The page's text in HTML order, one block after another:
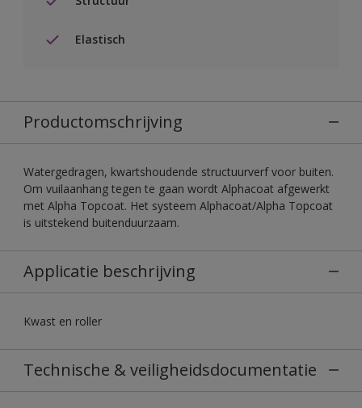
Elastisch
Productomschrijving
Watergedragen, kwartshoudende structuurverf voor buiten.
Om vuilaanhang tegen te gaan wordt Alphacoat afgewerkt
met Alpha Topcoat. Het systeem Alphacoat/Alpha Topcoat
is uitstekend buitenduurzaam.
Applicatie beschrijving
Kwast en roller
Technische & veiligheidsdocumentatie